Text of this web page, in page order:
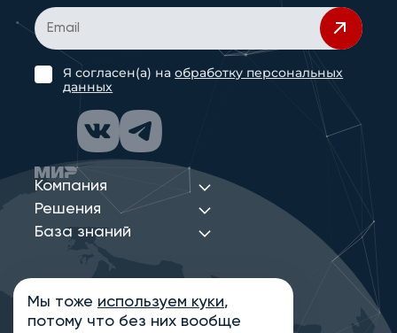
Компания
Решения
База знаний
Я согласен(а) наобработку персональных
данных
Политика конфиденциальности
Информация на сайте носит ознакомительный
Мы тоже используем куки,
потому что без них вообще